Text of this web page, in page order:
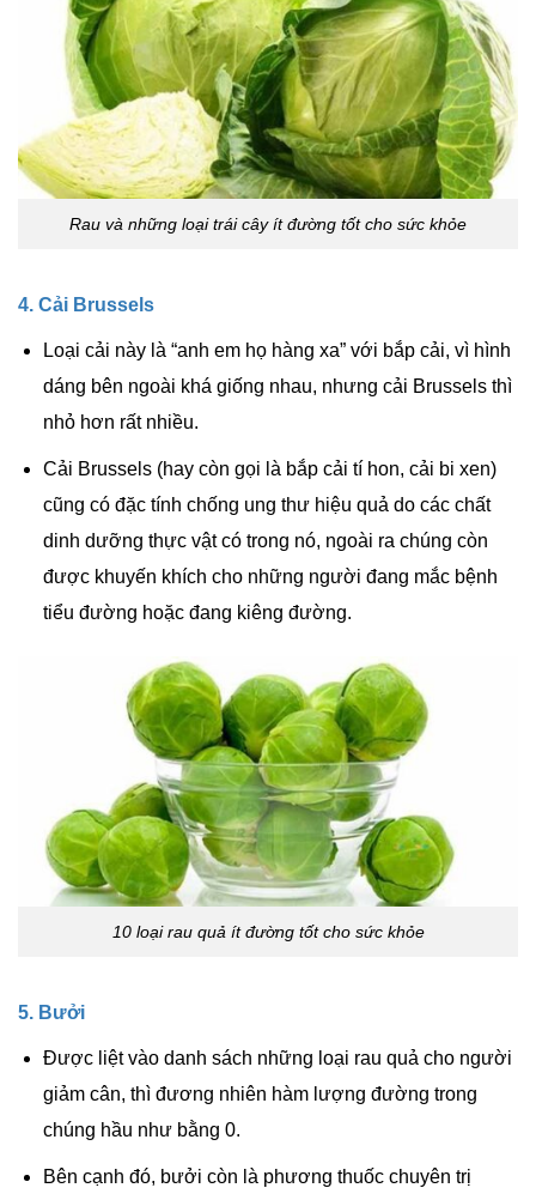
Rau và những loại trái cây ít đường tốt cho sức khỏe
4. Cải Brussels
Loại cải này là “anh em họ hàng xa” với bắp cải, vì hình
dáng bên ngoài khá giống nhau, nhưng cải Brussels thì
nhỏ hơn rất nhiều.
Cải Brussels (hay còn gọi là bắp cải tí hon, cải bi xen)
cũng có đặc tính chống ung thư hiệu quả do các chất
dinh dưỡng thực vật có trong nó, ngoài ra chúng còn
được khuyến khích cho những người đang mắc bệnh
tiểu đường hoặc đang kiêng đường.
10 loại rau quả ít đường tốt cho sức khỏe
5. Bưởi
Được liệt vào danh sách những loại rau quả cho người
giảm cân, thì đương nhiên hàm lượng đường trong
chúng hầu như bằng 0.
Bên cạnh đó, bưởi còn là phương thuốc chuyên trị